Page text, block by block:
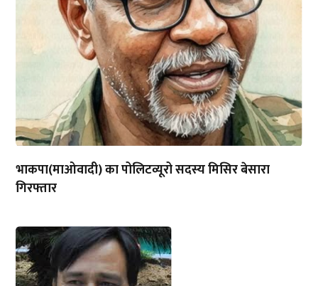
भाकपा(माओवादी) का पोलिटव्यूरो सदस्य मिसिर बेसारा
गिरफ्तार